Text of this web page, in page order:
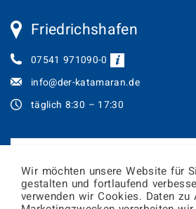
Friedrichshafen
07541 971090-0
info@der-katamaran.de
täglich 8:30 – 17:30
Newsletter
Wir möchten unsere Website für
gestalten und fortlaufend
verwenden wir Cookies. Daten zu